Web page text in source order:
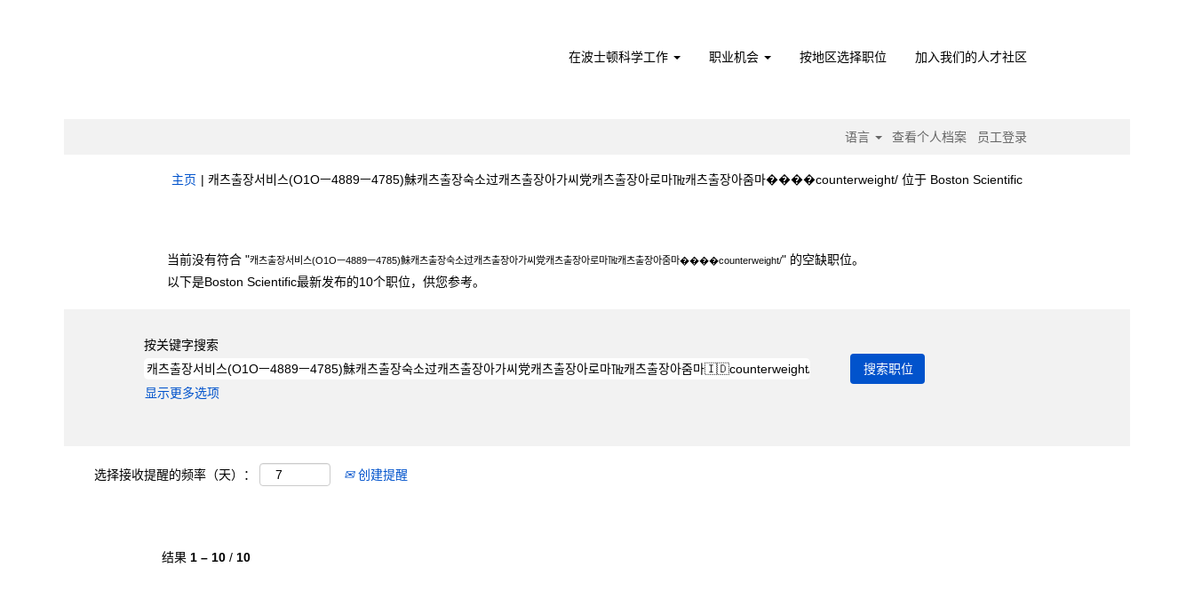
在波士顿科学工作 职业机会 按地区选择职位 加入我们的人才社区
语言 查看个人档案 员工登录
主页 | 캐츠출장서비스(О1Оㅡ4889ㅡ4785)鮇캐츠출장숙소过캐츠출장아가씨党캐츠출장아로마㎔캐츠출장아줌마����counterweight/ 位于 Boston Scientific（当
当前没有符合 "캐츠출장서비스(О1Оㅡ4889ㅡ4785)鮇캐츠출장숙소过캐츠출장아가씨党캐츠출장아로마㎔캐츠출장아줌마����counterweight/" 的空缺职位。
以下是Boston Scientific最新发布的10个职位，供您参考。
按关键字搜索
显示更多选项
选择接收提醒的频率（天）： 创建提醒
结果 1 – 10 / 10